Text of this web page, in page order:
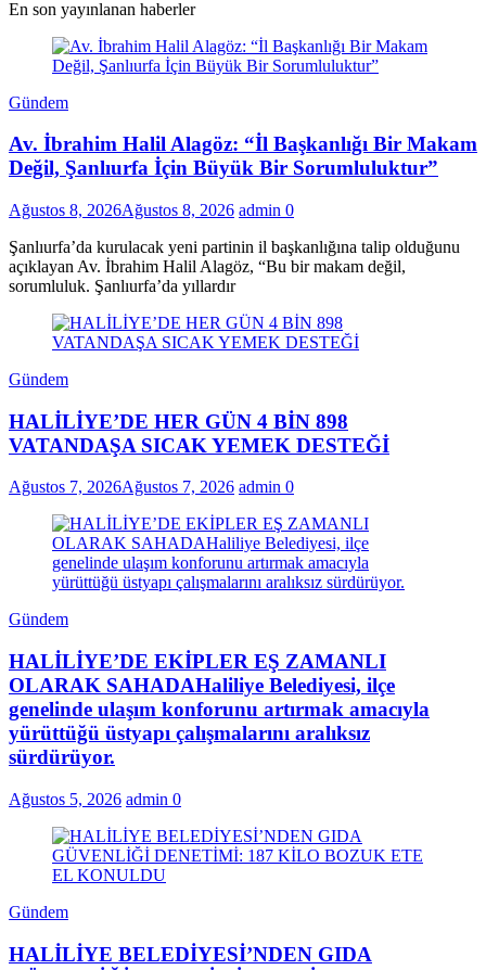
En son yayınlanan haberler
Gündem
Av. İbrahim Halil Alagöz: “İl Başkanlığı Bir Makam
Değil, Şanlıurfa İçin Büyük Bir Sorumluluktur”
Ağustos 8, 2026Ağustos 8, 2026 admin 0
Şanlıurfa’da kurulacak yeni partinin il başkanlığına talip olduğunu
açıklayan Av. İbrahim Halil Alagöz, “Bu bir makam değil,
sorumluluk. Şanlıurfa’da yıllardır
Gündem
HALİLİYE’DE HER GÜN 4 BİN 898
VATANDAŞA SICAK YEMEK DESTEĞİ
Ağustos 7, 2026Ağustos 7, 2026 admin 0
Gündem
HALİLİYE’DE EKİPLER EŞ ZAMANLI
OLARAK SAHADAHaliliye Belediyesi, ilçe
genelinde ulaşım konforunu artırmak amacıyla
yürüttüğü üstyapı çalışmalarını aralıksız
sürdürüyor.
Ağustos 5, 2026 admin 0
Gündem
HALİLİYE BELEDİYESİ’NDEN GIDA